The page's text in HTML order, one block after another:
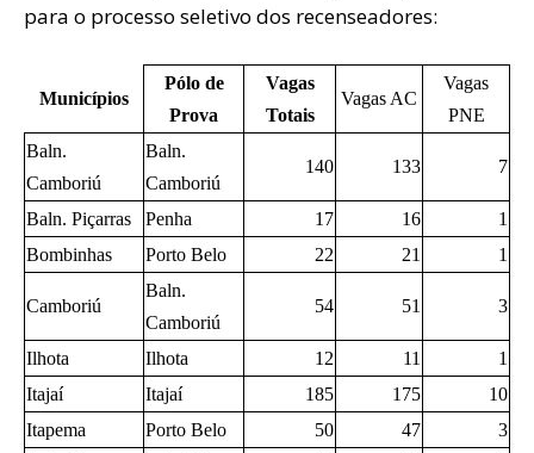
para o processo seletivo dos recenseadores:
Municípios
Pólo de
Prova
Vagas
Totais
Vagas AC
Vagas
PNE
Baln.
Camboriú
Baln.
Camboriú
140 133 7
Baln. Piçarras Penha 17 16
1
Bombinhas
Porto Belo 22 21 1
Camboriú
Baln.
Camboriú
54 51 3
Ilhota Ilhota 12 11
1
Itajaí
Itajaí 185 175
10
Itapema
Porto Belo 50 47
3